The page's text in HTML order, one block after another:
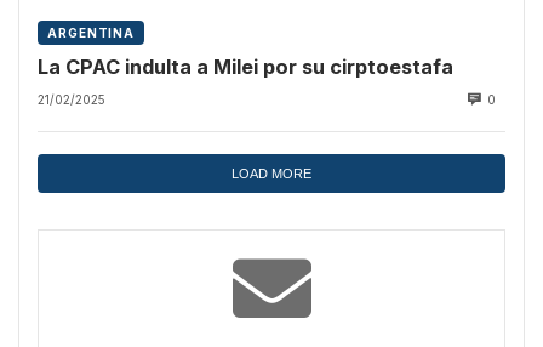
ARGENTINA
La CPAC indulta a Milei por su cirptoestafa
21/02/2025 0
LOAD MORE